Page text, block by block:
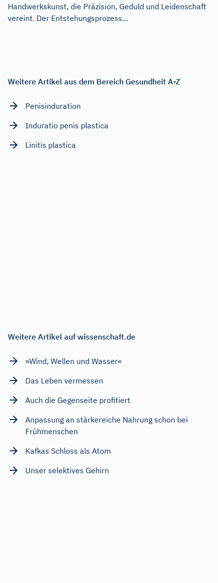
Handwerkskunst, die Präzision, Geduld und Leidenschaft
vereint. Der Entstehungsprozess...
Weitere Artikel aus dem Bereich Gesundheit A-Z
Penisinduration
Induratio penis plastica
Linitis plastica
Weitere Artikel auf wissenschaft.de
»Wind, Wellen und Wasser«
Das Leben vermessen
Auch die Gegenseite profitiert
Anpassung an stärkereiche Nahrung schon bei
Frühmenschen
Kafkas Schloss als Atom
Unser selektives Gehirn